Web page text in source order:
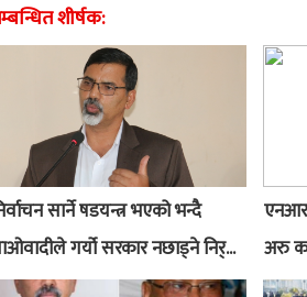
शीर्षक:
सार्ने षडयन्त्र भएको भन्दै
गर्यो सरकार नछाड्ने निर्...
अरु